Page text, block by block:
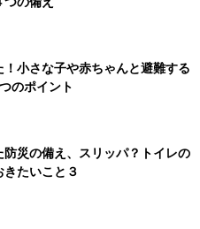
小さな子や赤ちゃんと避難する
のポイント
災の備え、スリッパ？トイレの
たいこと３